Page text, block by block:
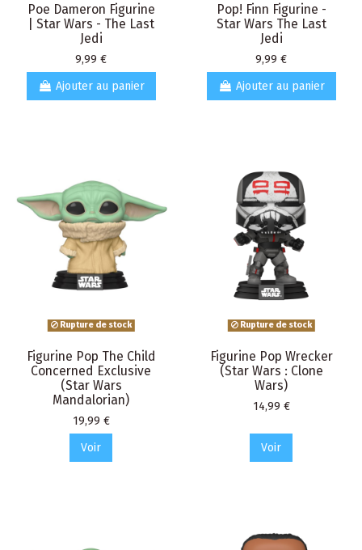
Poe Dameron Figurine
| Star Wars - The Last
Jedi
Prix
9,99 €
Ajouter au panier
Pop! Finn Figurine -
Star Wars The Last
Jedi
Prix
9,99 €
Ajouter au panier
Rupture de stock
Figurine Pop The Child
Concerned Exclusive
(Star Wars
Mandalorian)
Prix
19,99 €
Voir
Rupture de stock
Figurine Pop Wrecker
(Star Wars : Clone
Wars)
Prix
14,99 €
Voir